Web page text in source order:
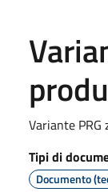
Variante
Tipi di
Documento